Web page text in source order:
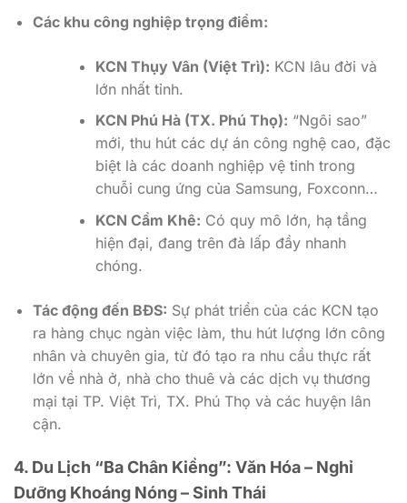
Các khu công nghiệp trọng điểm:
KCN Thụy Vân (Việt Trì): KCN lâu đời và
lớn nhất tỉnh.
KCN Phú Hà (TX. Phú Thọ): “Ngôi sao”
mới, thu hút các dự án công nghệ cao, đặc
biệt là các doanh nghiệp vệ tinh trong
chuỗi cung ứng của Samsung, Foxconn…
KCN Cẩm Khê: Có quy mô lớn, hạ tầng
hiện đại, đang trên đà lấp đầy nhanh
chóng.
Tác động đến BĐS: Sự phát triển của các KCN tạo
ra hàng chục ngàn việc làm, thu hút lượng lớn công
nhân và chuyên gia, từ đó tạo ra nhu cầu thực rất
lớn về nhà ở, nhà cho thuê và các dịch vụ thương
mại tại TP. Việt Trì, TX. Phú Thọ và các huyện lân
cận.
4. Du Lịch “Ba Chân Kiềng”: Văn Hóa – Nghỉ
Dưỡng Khoáng Nóng – Sinh Thái